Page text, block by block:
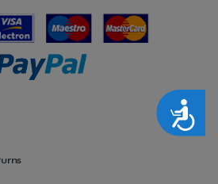
Accesibilidad